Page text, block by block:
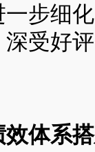
步细
受好评
效体系